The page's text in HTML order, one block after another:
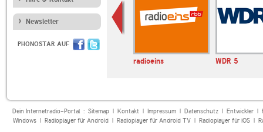
Newsletter
PHONOSTAR AUF
radioeins WDR 5
Dein Internetradio-Portal : Sitemap| Kontakt| Impressum| Datenschutz| Entwickler|
Windows| Radioplayer für Android| Radioplayer für Android TV| Radioplayer für iOS|